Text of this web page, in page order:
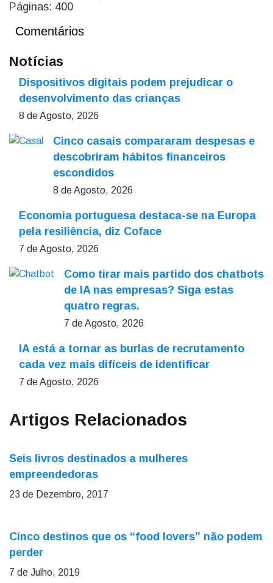
Páginas: 400
Comentários
Notícias
Dispositivos digitais podem prejudicar o
desenvolvimento das crianças
8 de Agosto, 2026
Cinco casais compararam despesas e
descobriram hábitos financeiros
escondidos
8 de Agosto, 2026
Economia portuguesa destaca-se na Europa
pela resiliência, diz Coface
7 de Agosto, 2026
Como tirar mais partido dos chatbots
de IA nas empresas? Siga estas
quatro regras.
7 de Agosto, 2026
IA está a tornar as burlas de recrutamento
cada vez mais difíceis de identificar
7 de Agosto, 2026
Artigos Relacionados
Seis livros destinados a mulheres
empreendedoras
23 de Dezembro, 2017
Cinco destinos que os “food lovers” não podem
perder
7 de Julho, 2019